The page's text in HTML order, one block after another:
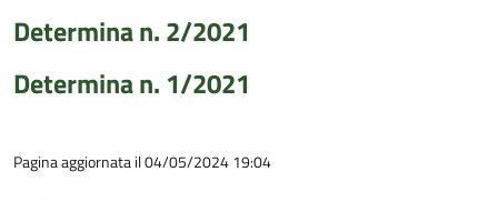
Determina n. 2/2021
Determina n. 1/2021
Pagina aggiornata il 04/05/2024 19:04